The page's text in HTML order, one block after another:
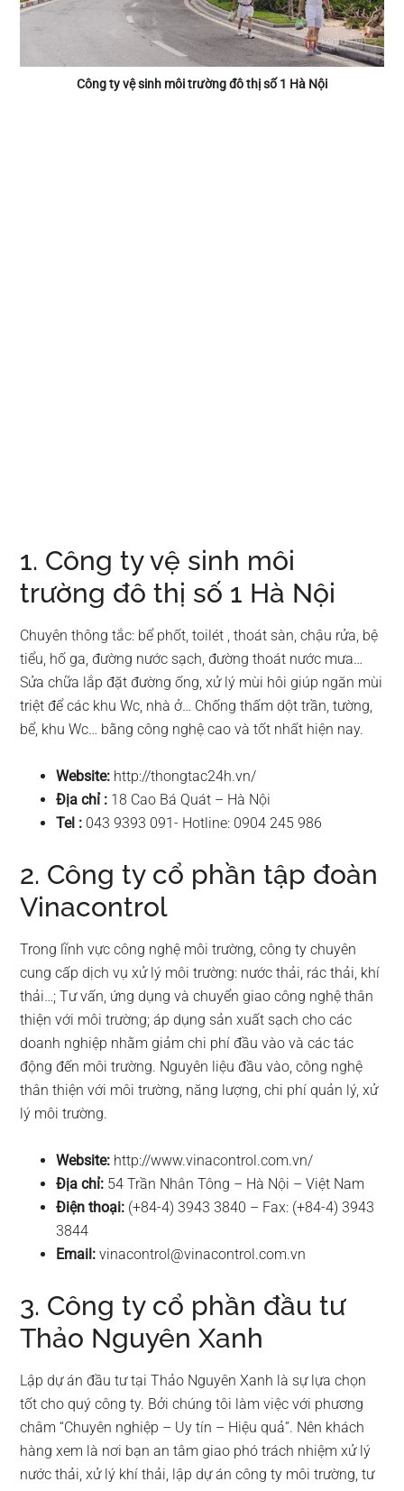
Công ty vệ sinh môi trường đô thị số 1 Hà Nội
1. Công ty vệ sinh môi
trường đô thị số 1 Hà Nội
Chuyên thông tắc: bể phốt, toilét , thoát sàn, chậu rửa, bệ
tiểu, hố ga, đường nước sạch, đường thoát nước mưa…
Sửa chữa lắp đặt đường ống, xử lý mùi hôi giúp ngăn mùi
triệt để các khu Wc, nhà ở… Chống thấm dột trần, tường,
bể, khu Wc… bằng công nghệ cao và tốt nhất hiện nay.
Website: http://thongtac24h.vn/
Địa chỉ : 18 Cao Bá Quát – Hà Nội
Tel : 043 9393 091- Hotline: 0904 245 986
2. Công ty cổ phần tập đoàn
Vinacontrol
Trong lĩnh vực công nghệ môi trường, công ty chuyên
cung cấp dịch vụ xử lý môi trường: nước thải, rác thải, khí
thải…; Tư vấn, ứng dụng và chuyển giao công nghệ thân
thiện với môi trường; áp dụng sản xuất sạch cho các
doanh nghiệp nhằm giảm chi phí đầu vào và các tác
động đến môi trường. Nguyên liệu đầu vào, công nghệ
thân thiện với môi trường, năng lượng, chi phí quản lý, xử
lý môi trường.
Website: http://www.vinacontrol.com.vn/
Địa chỉ: 54 Trần Nhân Tông – Hà Nội – Việt Nam
Điện thoại: (+84-4) 3943 3840 – Fax: (+84-4) 3943
3844
Email: vinacontrol@vinacontrol.com.vn
3. Công ty cổ phần đầu tư
Thảo Nguyên Xanh
Lập dự án đầu tư tại Thảo Nguyên Xanh là sự lựa chọn
tốt cho quý công ty. Bởi chúng tôi làm việc với phương
châm “Chuyên nghiệp – Uy tín – Hiệu quả”. Nên khách
hàng xem là nơi bạn an tâm giao phó trách nhiệm xử lý
nước thải, xử lý khí thải, lập dự án công ty môi trường, tư